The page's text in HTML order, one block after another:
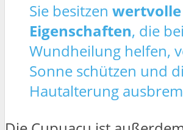
Sie besitzen wertvolle
Eigenschaften, die
Wundheilung helfen,
Sonne schützen und
Hautalterung